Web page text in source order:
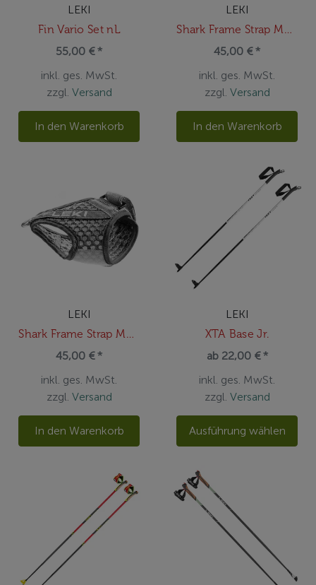
LEKI
Fin Vario Set nL
55,00 € *
inkl. ges. MwSt.
zzgl. Versand
In den Warenkorb
LEKI
Shark Frame Strap Mesh S/M/L
45,00 € *
inkl. ges. MwSt.
zzgl. Versand
In den Warenkorb
LEKI
Shark Frame Strap Mesh M/L/XL
45,00 € *
inkl. ges. MwSt.
zzgl. Versand
In den Warenkorb
LEKI
XTA Base Jr.
ab 22,00 € *
inkl. ges. MwSt.
zzgl. Versand
Ausführung wählen